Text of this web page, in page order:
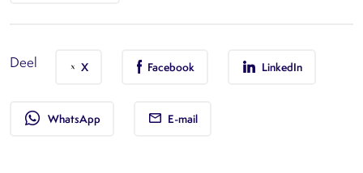
Deel X Facebook LinkedIn
whatsapp WhatsApp E-mail